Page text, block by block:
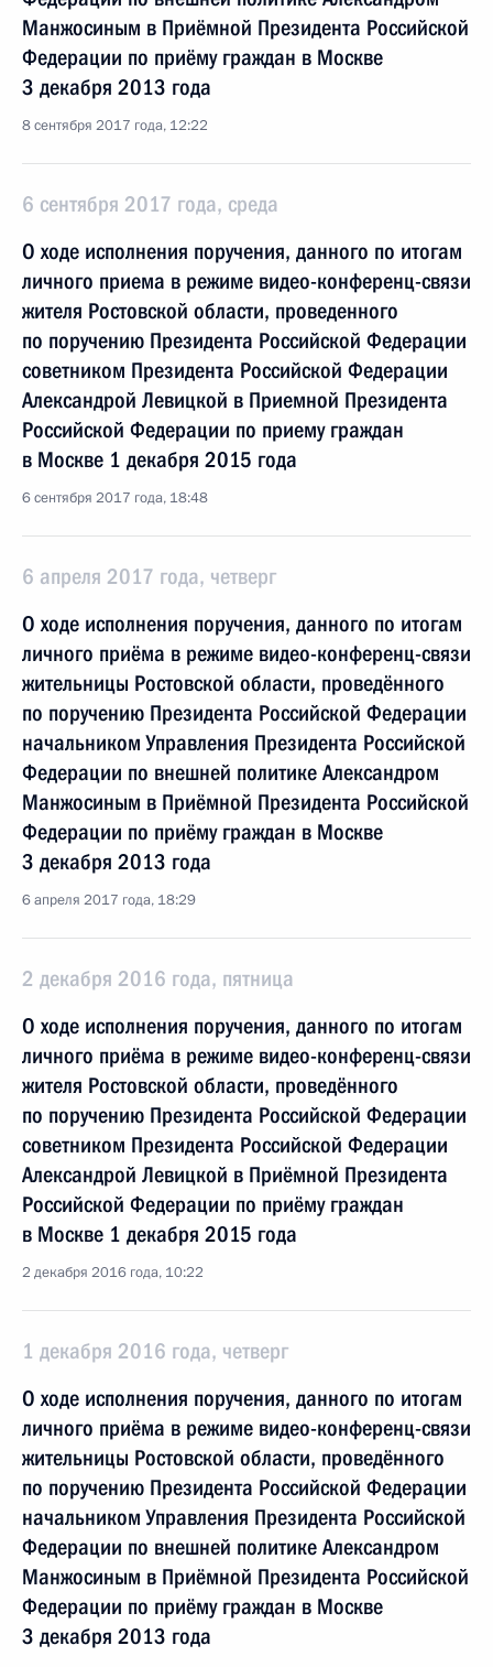
Манжосиным в Приёмной Президента Российской
Федерации по приёму граждан в Москве
3 декабря 2013 года
8 сентября 2017 года, 12:22
6 сентября 2017 года, среда
О ходе исполнения поручения, данного по итогам
личного приема в режиме видео-конференц-связи
жителя Ростовской области, проведенного
по поручению Президента Российской Федерации
советником Президента Российской Федерации
Александрой Левицкой в Приемной Президента
Российской Федерации по приему граждан
в Москве 1 декабря 2015 года
6 сентября 2017 года, 18:48
6 апреля 2017 года, четверг
О ходе исполнения поручения, данного по итогам
личного приёма в режиме видео-конференц-связи
жительницы Ростовской области, проведённого
по поручению Президента Российской Федерации
начальником Управления Президента Российской
Федерации по внешней политике Александром
Манжосиным в Приёмной Президента Российской
Федерации по приёму граждан в Москве
3 декабря 2013 года
6 апреля 2017 года, 18:29
2 декабря 2016 года, пятница
О ходе исполнения поручения, данного по итогам
личного приёма в режиме видео-конференц-связи
жителя Ростовской области, проведённого
по поручению Президента Российской Федерации
советником Президента Российской Федерации
Александрой Левицкой в Приёмной Президента
Российской Федерации по приёму граждан
в Москве 1 декабря 2015 года
2 декабря 2016 года, 10:22
1 декабря 2016 года, четверг
О ходе исполнения поручения, данного по итогам
личного приёма в режиме видео-конференц-связи
жительницы Ростовской области, проведённого
по поручению Президента Российской Федерации
начальником Управления Президента Российской
Федерации по внешней политике Александром
Манжосиным в Приёмной Президента Российской
Федерации по приёму граждан в Москве
3 декабря 2013 года